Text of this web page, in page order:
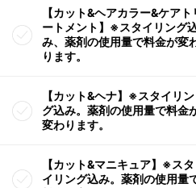
【カット&ヘアカラー&ケアト
ートメント】※スタイリング
み、薬剤の使用量で料金が変
ります。
【カット&ヘナ】※スタイリン
グ込み。薬剤の使用量で料金
変わります。
【カット&マニキュア】※スタ
イリング込み。薬剤の使用量